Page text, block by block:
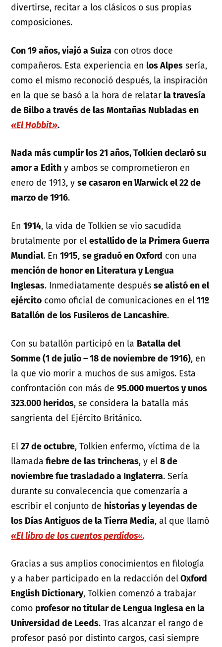
divertirse, recitar a los clásicos o sus propias
composiciones.
Con 19 años, viajó a Suiza con otros doce
compañeros. Esta experiencia en los Alpes sería,
como el mismo reconoció después, la inspiración
en la que se basó a la hora de relatar la travesía
de Bilbo a través de las Montañas Nubladas en
«El Hobbit».
Nada más cumplir los 21 años, Tolkien declaró su
amor a Edith y ambos se comprometieron en
enero de 1913, yse casaron en Warwick el 22 de
marzo de 1916.
En1914, la vida de Tolkien se vio sacudida
brutalmente por elestallido de la Primera Guerra
Mundial. En1915,se graduó en Oxford con una
mención de honor en Literatura y Lengua
Inglesas. Inmediatamente despuésse alistó en el
ejército como oficial de comunicaciones en el11º
Batallón de los Fusileros de Lancashire.
Con su batallón participó en la Batalla del
Somme (1 de julio – 18 de noviembre de 1916), en
la que vio morir a muchos de sus amigos. Esta
confrontación con más de95.000 muertos y unos
323.000 heridos, se considera la batalla más
sangrienta del Ejército Británico.
El27 de octubre, Tolkien enfermo, víctima de la
llamada fiebre de las trincheras, y el8 de
noviembre fue trasladado a Inglaterra. Sería
durante su convalecencia que comenzaría a
escribir el conjunto de historias y leyendas de
los Días Antiguos de la Tierra Media, al que llamó
«El libro de los cuentos perdidos«.
Gracias a sus amplios conocimientos en filología
y a haber participado en la redacción delOxford
English Dictionary, Tolkien comenzó a trabajar
como profesor no titular de Lengua Inglesa en la
Universidad de Leeds. Tras alcanzar el rango de
profesor pasó por distinto cargos, casi siempre